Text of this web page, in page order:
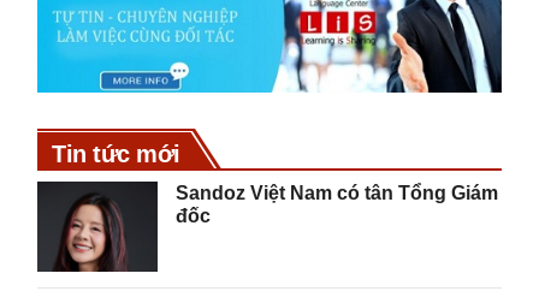
Tin tức mới
Sandoz Việt Nam có tân Tổng Giám
đốc